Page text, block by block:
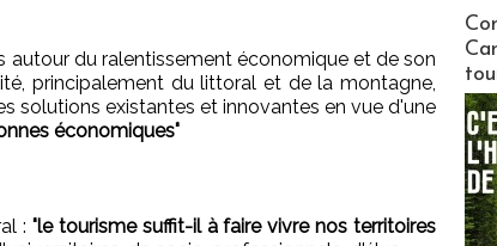
autour du ralentissement économique et de son
principalement du littoral et de la montagne,
solutions existantes et innovantes en vue d'une
économiques"
: "le tourisme suffit-il à faire vivre nos territoires